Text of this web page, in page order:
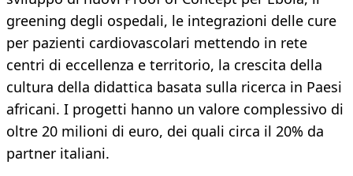
greening degli ospedali, le integrazioni delle cure
per pazienti cardiovascolari mettendo in rete
centri di eccellenza e territorio, la crescita della
cultura della didattica basata sulla ricerca in Paesi
africani. I progetti hanno un valore complessivo di
oltre 20 milioni di euro, dei quali circa il 20% da
partner italiani.